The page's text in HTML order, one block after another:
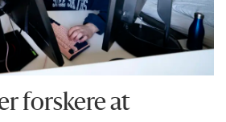
forskere at